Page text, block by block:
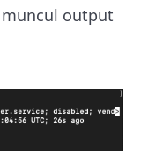
muncul output